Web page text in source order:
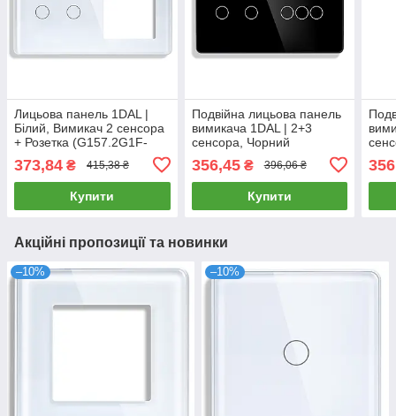
Лицьова панель 1DAL |
Білий, Вимикач 2 сенсора
+ Розетка (G157.2G1F-
373,84 ₴ 415,38 ₴
Купити
Подвійна лицьова панель
вимикача 1DAL | 2+3
сенсора, Чорний
356,45₴ 396,06 ₴
Купити
Акційні пропозиції та новинки
–10% –10%